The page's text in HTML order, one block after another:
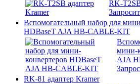
RK-
Вспомогательный набор для
HDBaseT AJA HB-CABLE-KIT
мини-
AJA
RK-81 адаптер Kramer